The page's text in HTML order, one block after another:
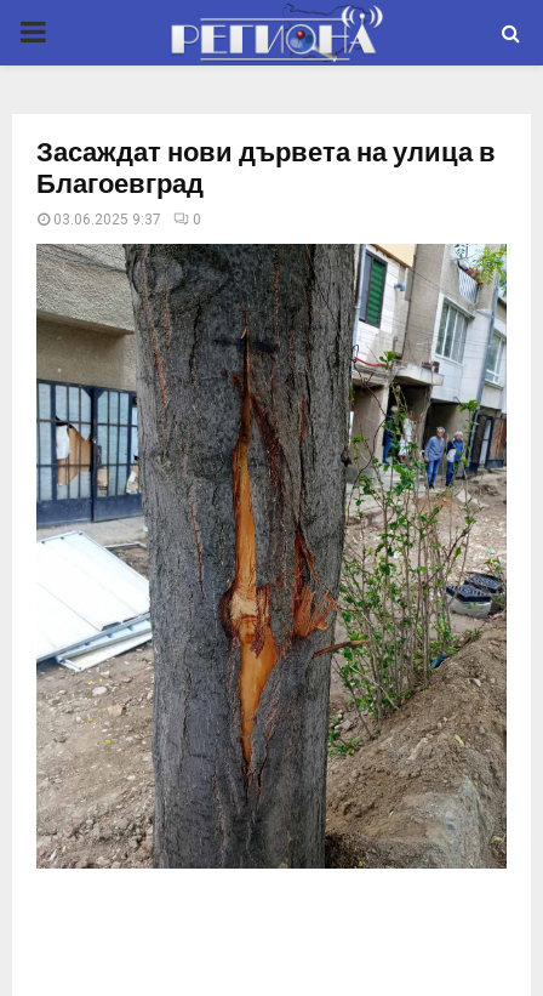
P
M
A
R
Y
M
U
Засаждат нови дървета на улица в
Благоевград
03.06.2025 9:37 0